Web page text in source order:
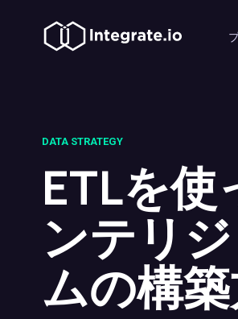
DATA STRATEGY
ETLを使
ンテリ
ムの構